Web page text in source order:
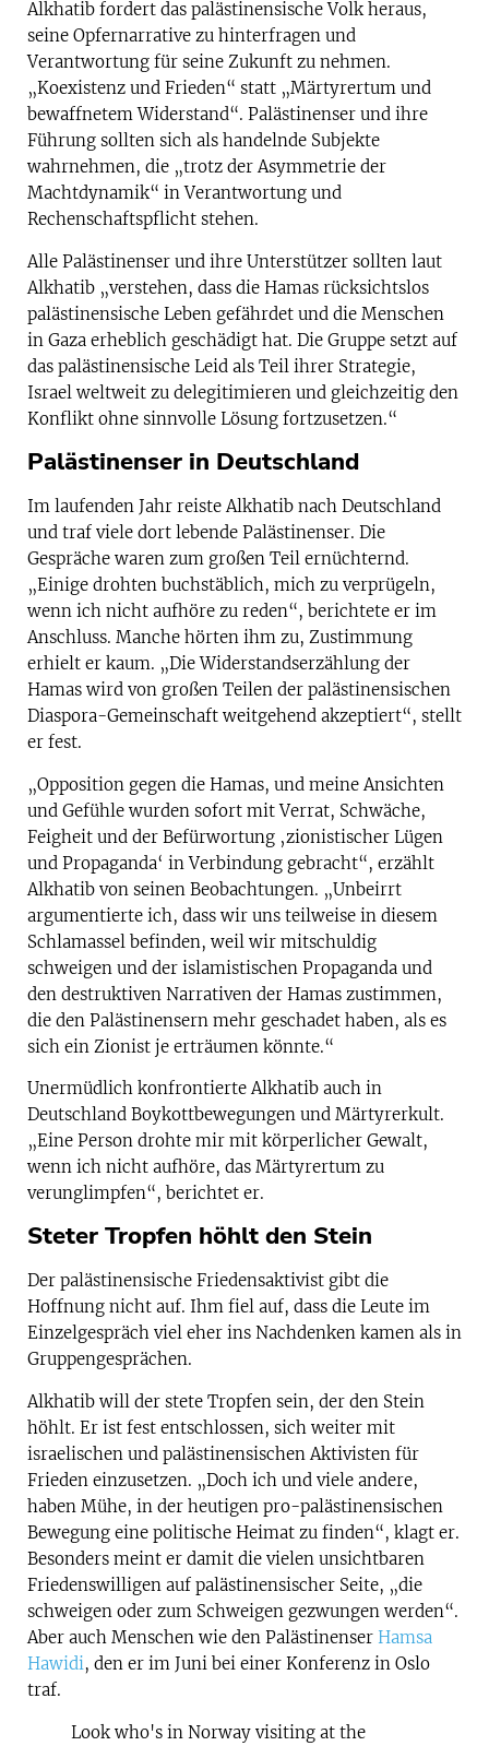
Alkhatib fordert das palästinensische Volk heraus,
seine Opfernarrative zu hinterfragen und
Verantwortung für seine Zukunft zu nehmen.
„Koexistenz und Frieden“ statt „Märtyrertum und
bewaffnetem Widerstand“. Palästinenser und ihre
Führung sollten sich als handelnde Subjekte
wahrnehmen, die „trotz der Asymmetrie der
Machtdynamik“ in Verantwortung und
Rechenschaftspflicht stehen.
Alle Palästinenser und ihre Unterstützer sollten laut
Alkhatib „verstehen, dass die Hamas rücksichtslos
palästinensische Leben gefährdet und die Menschen
in Gaza erheblich geschädigt hat. Die Gruppe setzt auf
das palästinensische Leid als Teil ihrer Strategie,
Israel weltweit zu delegitimieren und gleichzeitig den
Konflikt ohne sinnvolle Lösung fortzusetzen.“
Palästinenser in Deutschland
Im laufenden Jahr reiste Alkhatib nach Deutschland
und traf viele dort lebende Palästinenser. Die
Gespräche waren zum großen Teil ernüchternd.
„Einige drohten buchstäblich, mich zu verprügeln,
wenn ich nicht aufhöre zu reden“, berichtete er im
Anschluss. Manche hörten ihm zu, Zustimmung
erhielt er kaum. „Die Widerstandserzählung der
Hamas wird von großen Teilen der palästinensischen
Diaspora-Gemeinschaft weitgehend akzeptiert“, stellt
er fest.
„Opposition gegen die Hamas, und meine Ansichten
und Gefühle wurden sofort mit Verrat, Schwäche,
Feigheit und der Befürwortung ‚zionistischer Lügen
und Propaganda‘ in Verbindung gebracht“, erzählt
Alkhatib von seinen Beobachtungen. „Unbeirrt
argumentierte ich, dass wir uns teilweise in diesem
Schlamassel befinden, weil wir mitschuldig
schweigen und der islamistischen Propaganda und
den destruktiven Narrativen der Hamas zustimmen,
die den Palästinensern mehr geschadet haben, als es
sich ein Zionist je erträumen könnte.“
Unermüdlich konfrontierte Alkhatib auch in
Deutschland Boykottbewegungen und Märtyrerkult.
„Eine Person drohte mir mit körperlicher Gewalt,
wenn ich nicht aufhöre, das Märtyrertum zu
verunglimpfen“, berichtet er.
Steter Tropfen höhlt den Stein
Der palästinensische Friedensaktivist gibt die
Hoffnung nicht auf. Ihm fiel auf, dass die Leute im
Einzelgespräch viel eher ins Nachdenken kamen als in
Gruppengesprächen.
Alkhatib will der stete Tropfen sein, der den Stein
höhlt. Er ist fest entschlossen, sich weiter mit
israelischen und palästinensischen Aktivisten für
Frieden einzusetzen. „Doch ich und viele andere,
haben Mühe, in der heutigen pro-palästinensischen
Bewegung eine politische Heimat zu finden“, klagt er.
Besonders meint er damit die vielen unsichtbaren
Friedenswilligen auf palästinensischer Seite, „die
schweigen oder zum Schweigen gezwungen werden“.
Aber auch Menschen wie den Palästinenser Hamsa
Hawidi, den er im Juni bei einer Konferenz in Oslo
traf.
Look who's in Norway visiting at the